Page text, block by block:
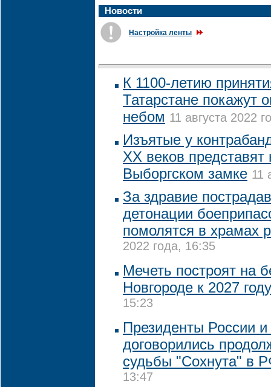
Новости
Настройка ленты
К 1100-летию
Татарстане покажут
небом 11 августа 2022
Изъятые у
XX веков
Выборгском замке 11
За здравие
детонации
помолятся в храмах
2022 года, 16:35
Мечеть построят на
Новгороде к 2027 году
15:23
Президенты России
договорились
судьбы "Сохнута" в
13:47